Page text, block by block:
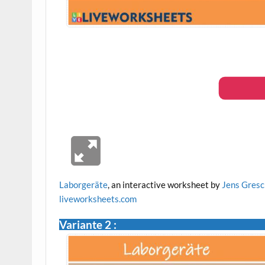
Laborgeräte , an interactive worksheet by Jens
liveworksheets.com
Variante 2 :